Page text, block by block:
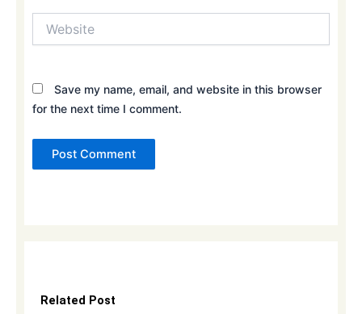
Save my name, email, and website in this browser
for the next time I comment.
Related Post